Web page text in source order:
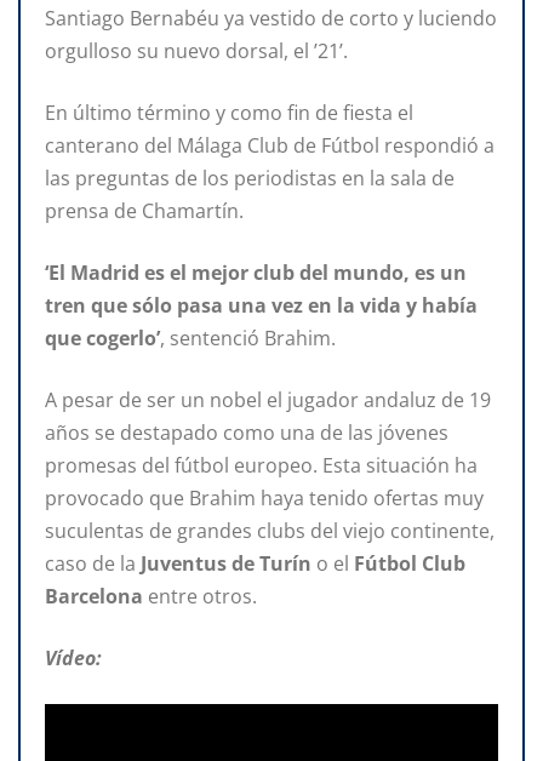
Santiago Bernabéu ya vestido de corto y luciendo
orgulloso su nuevo dorsal, el ’21’.
En último término y como fin de fiesta el
canterano del Málaga Club de Fútbol respondió a
las preguntas de los periodistas en la sala de
prensa de Chamartín.
‘El Madrid es el mejor club del mundo, es un
tren que sólo pasa una vez en la vida y había
que cogerlo’, sentenció Brahim.
A pesar de ser un nobel el jugador andaluz de 19
años se destapado como una de las jóvenes
promesas del fútbol europeo. Esta situación ha
provocado que Brahim haya tenido ofertas muy
suculentas de grandes clubs del viejo continente,
caso de la Juventus de Turín o el Fútbol Club
Barcelona entre otros.
Vídeo: